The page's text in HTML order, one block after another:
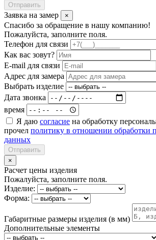
Отправить
Заявка на замер ×
Спасибо за обращение в нашу компанию!
Пожалуйста, заполните поля.
Телефон для связи
Как вас зовут?
E-mail для связи
Адрес для замера
Выбрать изделие
Дата звонка
время
Я даю согласие на обработку
прочел политику в отношении обработки
данных
Отправить
×
Расчет цены изделия
Пожалуйста, заполните поля.
Изделие:
Форма:
Габаритные размеры изделия (в мм)
Дополнительные элементы